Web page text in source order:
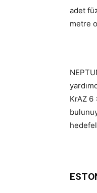
adet
metre
KrAZ 6